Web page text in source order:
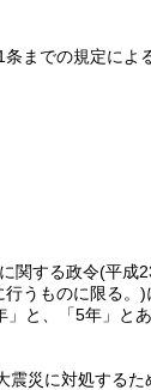
までの規定によ
関する政令(平成
うものに限る。)
と、「5年」とあ
震災に対処する